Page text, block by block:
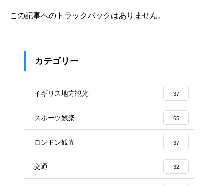
この記事へのトラックバックはありません。
カテゴリー
イギリス地方観光 37
スポーツ娯楽 65
ロンドン観光 37
交通 32